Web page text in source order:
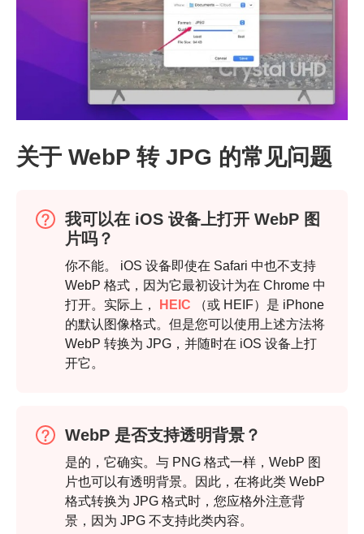
步骤1。
关于 WebP 转 JPG 的常见问题
我可以在 iOS 设备上打开 WebP 图
片吗？
你不能。 iOS 设备即使在 Safari 中也不支持
WebP 格式，因为它最初设计为在 Chrome 中
打开。实际上，
HEIC （或 HEIF）是 iPhone
的默认图像格式。但是您可以使用上述方法将
WebP 转换为 JPG，并随时在 iOS 设备上打
开它。
WebP 是否支持透明背景？
是的，它确实。与 PNG 格式一样，WebP 图
片也可以有透明背景。因此，在将此类 WebP
格式转换为 JPG 格式时，您应格外注意背
景，因为 JPG 不支持此类内容。